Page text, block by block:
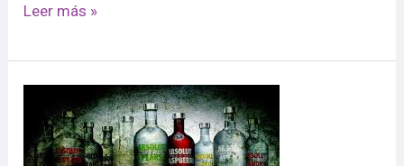
Leer más »
REFLEXIONEMOS